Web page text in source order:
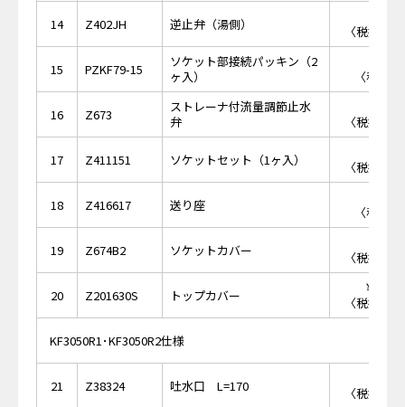
14 Z402JH 逆止弁（湯側）
〈税抜価
15 PZKF79-15
ソケット部接続パッキン（2
ヶ入）
〈税抜
16 Z673
ストレーナ付流量調節止水
弁
〈税抜価
17 Z411151 ソケットセット（1ヶ入）
〈税抜価
18 Z416617 送り座
〈税抜
19 Z674B2 ソケットカバー
〈税抜価
20 Z201630S トップカバー
￥
〈税抜価
KF3050R1･KF3050R2仕様
21 Z38324 吐水口 L=170
〈税抜価